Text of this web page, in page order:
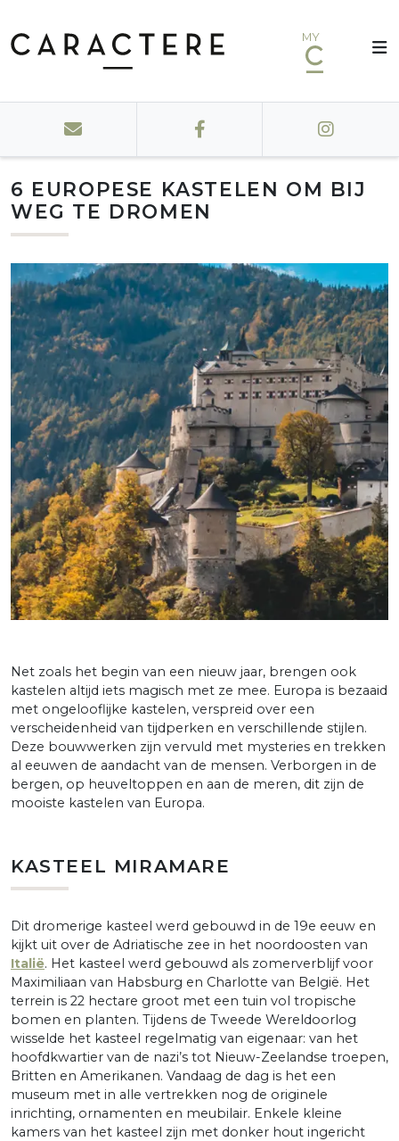
MY
6 EUROPESE KASTELEN OM BIJ
WEG TE DROMEN
Net zoals het begin van een nieuw jaar, brengen ook
kastelen altijd iets magisch met ze mee. Europa is bezaaid
met ongelooflijke kastelen, verspreid over een
verscheidenheid van tijdperken en verschillende stijlen.
Deze bouwwerken zijn vervuld met mysteries en trekken
al eeuwen de aandacht van de mensen. Verborgen in de
bergen, op heuveltoppen en aan de meren, dit zijn de
mooiste kastelen van Europa.
KASTEEL MIRAMARE
Dit dromerige kasteel werd gebouwd in de 19e eeuw en
kijkt uit over de Adriatische zee in het noordoosten van
Italië. Het kasteel werd gebouwd als zomerverblijf voor
Maximiliaan van Habsburg en Charlotte van België. Het
terrein is 22 hectare groot met een tuin vol tropische
bomen en planten. Tijdens de Tweede Wereldoorlog
wisselde het kasteel regelmatig van eigenaar: van het
hoofdkwartier van de nazi’s tot Nieuw-Zeelandse troepen,
Britten en Amerikanen. Vandaag de dag is het een
museum met in alle vertrekken nog de originele
inrichting, ornamenten en meubilair. Enkele kleine
kamers van het kasteel zijn met donker hout ingericht